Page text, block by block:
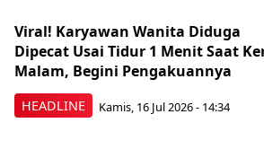
HEADLINE
Viral! Karyawan Wanita Diduga
Dipecat Usai Tidur 1 Menit Saat
Malam, Begini Pengakuannya
Kamis, 16 Jul 2026 - 14:34